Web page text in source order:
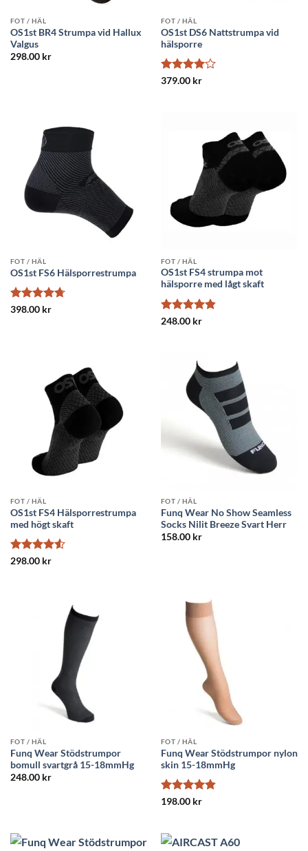
FOT / HÄL
OS1st BR4 Strumpa vid Hallux
Valgus
298.00 kr
FOT / HÄL
OS1st DS6 Nattstrumpa vid
hälsporre
Betygsatt
379.00 kr
FOT / HÄL
OS1st FS6 Hälsporrestrumpa
Betygsatt
398.00 kr
FOT / HÄL
OS1st FS4 strumpa mot
hälsporre med lågt skaft
Betygsatt
248.00 kr
FOT / HÄL
OS1st FS4 Hälsporrestrumpa
med högt skaft
Betygsatt
298.00 kr
FOT / HÄL
Funq Wear No Show Seamless
Socks Nilit Breeze Svart Herr
158.00 kr
FOT / HÄL
Funq Wear Stödstrumpor
bomull svartgrå 15-18mmHg
248.00 kr
FOT / HÄL
Funq Wear Stödstrumpor nylon
skin 15-18mmHg
Betygsatt
198.00 kr